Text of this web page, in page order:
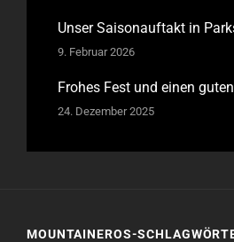
Unser Saisonauftakt in
9. Februar 2026
Frohes Fest und einen
24. Dezember 2025
MOUNTAINEROS-